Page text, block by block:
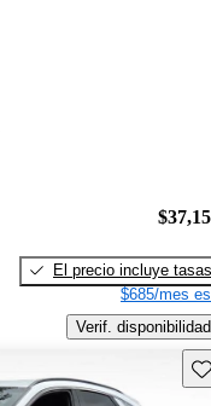
El precio incluye tasas
$685/mes
Verif. disponibilidad